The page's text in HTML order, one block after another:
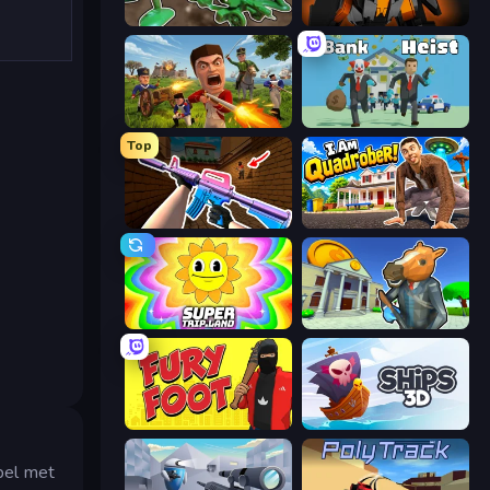
met
Soldiers - Capture and Control! Destructors Online
Redcoats.io Bank Heist
Top
KS Z I Am Quadrober!
SuperTrip.Land Bank Robbery 3
Fury Foot Ships 3D